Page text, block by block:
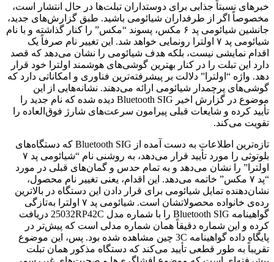
خبرهای نسبتاً جذابی برای دوستداران تبلت‌ها در حال انتشار است،
مخصوصاً اگر از طرفداران شیائومی باشید. طبق گزارش‌های جدید،
جانشین شیائومی پد ۶ مکس، پسوند “مکس” را کنار گذاشته و با نام
شیائومی پد ۷ اولترا رونمایی خواهد شد. این تغییر نام صرفاً یک
اقدام نمایشی نیست، بلکه هدف شیائومی را نشان می‌دهد که قصد
دارد این تبلت را در کنار بهترین گوشی‌های هوشمند اولترا خود قرار
دهد. واژه “اولترا” دلالت بر پیشرفته‌ترین فناوری و امکاناتی دارد که
گوشی‌های پرچمدار شیائومی ارائه می‌دهند. نشانه‌هایی از این
موضوع در گزارش‌ اخیر Bluetooth SIG دیده شده که نام جدید را
تأیید کرده و شایعات قبلی پیرامون سرعت‌های شارژ فوق‌العاده‌ را
تقویت می‌کند.
تازه‌ترین اطلاعات به دست آمده از Bluetooth SIG که دستگاه‌های
بلوتوثی را مورد تأیید قرار می‌دهد، به روشنی نام “شیائومی پد ۷
اولترا” را نشان می‌دهد و به تمام حدس و گمان‌های قبلی در مورد
“پد ۷ مکس” خاتمه می‌دهد. این اقدام، یعنی تغییر نام محصول،
نشان‌دهنده تمایل شیائومی برای قرار دادن این دستگاه در بالاترین
رده‌ی خانواده محصولاتشان است. شیائومی پد ۷ اولترا به‌تازگی
گواهینامه Bluetooth SIG را با شماره مدل 25032RP42C دریافت
کرده و این شماره دقیقاً همان شماره مدلی است که پیش‌تر در
پایگاه داده گواهینامه 3C چین مشاهده شده بود. پس، این موضوع
تقریباً به طور قطعی تأیید می‌کند که دستگاه مذکور همان تبلت